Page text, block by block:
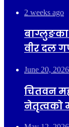
2 weeks ago
बाग्लुङका
वीर दल
June 20, 2026
चितवन
नेतृत्वको